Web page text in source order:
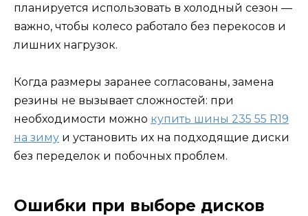
планируется использовать в холодный сезон —
важно, чтобы колесо работало без перекосов и
лишних нагрузок.
Когда размеры заранее согласованы, замена
резины не вызывает сложностей: при
необходимости можно купить шины 235 55 R19
на зиму и установить их на подходящие диски
без переделок и побочных проблем.
Ошибки при выборе дисков